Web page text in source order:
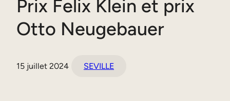
Prix Felix Klein et prix
Otto Neugebauer
15 juillet 2024 SEVILLE